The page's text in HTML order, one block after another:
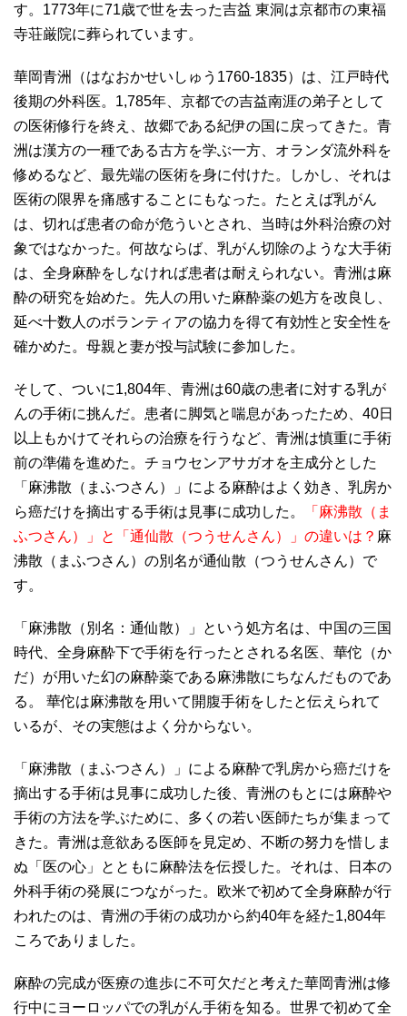
す。1773年に71歳で世を去った吉益 東洞は京都市の東福
寺荘厳院に葬られています。
華岡青洲（はなおかせいしゅう1760-1835）は、江戸時代
後期の外科医。1,785年、京都での吉益南涯の弟子として
の医術修行を終え、故郷である紀伊の国に戻ってきた。青
洲は漢方の一種である古方を学ぶ一方、オランダ流外科を
修めるなど、最先端の医術を身に付けた。しかし、それは
医術の限界を痛感することにもなった。たとえば乳がん
は、切れば患者の命が危ういとされ、当時は外科治療の対
象ではなかった。何故ならば、乳がん切除のような大手術
は、全身麻酔をしなければ患者は耐えられない。青洲は麻
酔の研究を始めた。先人の用いた麻酔薬の処方を改良し、
延べ十数人のボランティアの協力を得て有効性と安全性を
確かめた。母親と妻が投与試験に参加した。
そして、ついに1,804年、青洲は60歳の患者に対する乳が
んの手術に挑んだ。患者に脚気と喘息があったため、40日
以上もかけてそれらの治療を行うなど、青洲は慎重に手術
前の準備を進めた。チョウセンアサガオを主成分とした
「麻沸散（まふつさん）」による麻酔はよく効き、乳房か
ら癌だけを摘出する手術は見事に成功した。
「麻沸散（ま
ふつさん）」と「通仙散（つうせんさん）」の違いは？ 麻
沸散（まふつさん）の別名が通仙散（つうせんさん）で
す。
「麻沸散（別名：通仙散）」という処方名は、中国の三国
時代、全身麻酔下で手術を行ったとされる名医、華佗（か
だ）が用いた幻の麻酔薬である麻沸散にちなんだものであ
る。 華佗は麻沸散を用いて開腹手術をしたと伝えられて
いるが、その実態はよく分からない。
「麻沸散（まふつさん）」による麻酔で乳房から癌だけを
摘出する手術は見事に成功した後、青洲のもとには麻酔や
手術の方法を学ぶために、多くの若い医師たちが集まって
きた。青洲は意欲ある医師を見定め、不断の努力を惜しま
ぬ「医の心」とともに麻酔法を伝授した。それは、日本の
外科手術の発展につながった。欧米で初めて全身麻酔が行
われたのは、青洲の手術の成功から約40年を経た1,804年
ころでありました。
麻酔の完成が医療の進歩に不可欠だと考えた華岡青洲は修
行中にヨーロッパでの乳がん手術を知る。世界で初めて全